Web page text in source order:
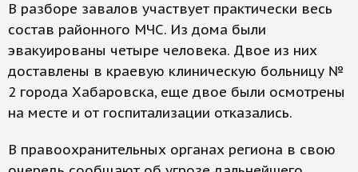
В разборе завалов участвует практически весь
состав районного МЧС. Из дома были
эвакуированы четыре человека. Двое из них
доставлены в краевую клиническую больницу №
2 города Хабаровска, еще двое были осмотрены
на месте и от госпитализации отказались.
В правоохранительных органах региона в свою